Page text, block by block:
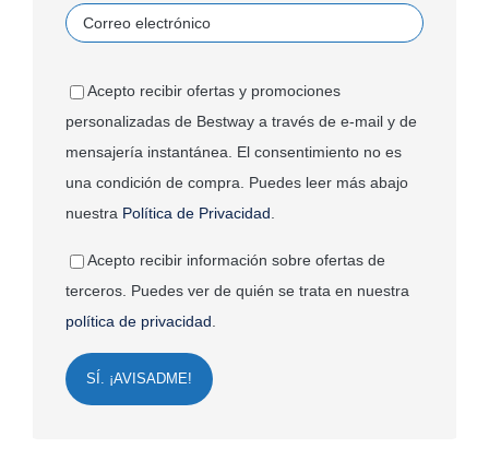
Acepto recibir ofertas y promociones
personalizadas de Bestway a través de e-mail y de
mensajería instantánea. El consentimiento no es
una condición de compra. Puedes leer más abajo
nuestra Política de Privacidad
Acepto recibir información sobre ofertas de
terceros. Puedes ver de quién se trata en nuestra
política de privacidad
SÍ. ¡AVISADME!